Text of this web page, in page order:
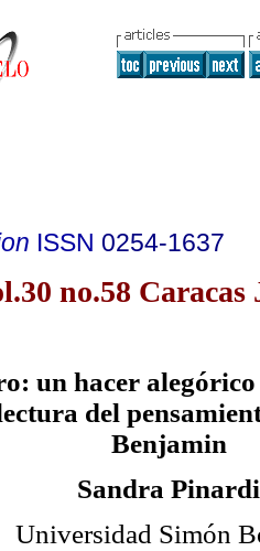
ISSN 0254-1637
no.58 Caracas
un hacer
del
Benjamin
Sandra Pinardi
Universidad Simón